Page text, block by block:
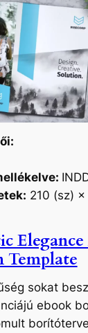
210 (sz)
Template
sokat
ebook